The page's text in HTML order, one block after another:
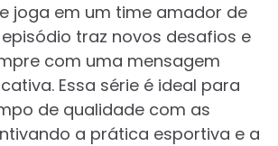
joga em um time amador de
traz novos desafios e
com uma mensagem
Essa série é ideal para
de qualidade com as
a prática esportiva e a